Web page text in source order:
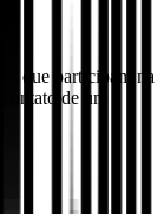
que participam na
de um